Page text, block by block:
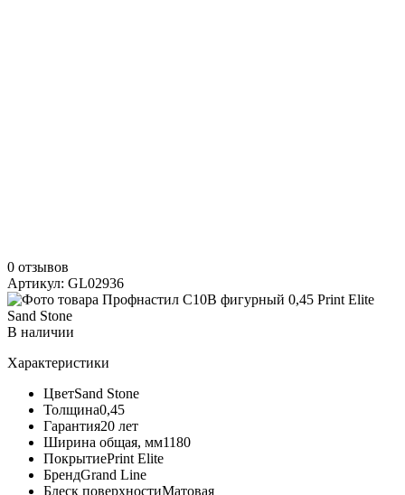
0 отзывов
Артикул: GL02936
В наличии
Характеристики
ЦветSand Stone
Толщина0,45
Гарантия20 лет
Ширина общая, мм1180
ПокрытиеPrint Elite
БрендGrand Line
Блеск поверхностиМатовая